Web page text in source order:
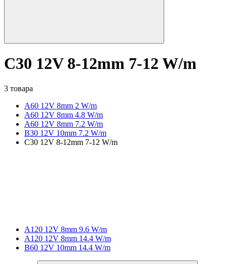
C30 12V 8-12mm 7-12 W/m
3 товара
A60 12V 8mm 2 W/m
A60 12V 8mm 4.8 W/m
A60 12V 8mm 7.2 W/m
B30 12V 10mm 7.2 W/m
C30 12V 8-12mm 7-12 W/m
A120 12V 8mm 9.6 W/m
A120 12V 8mm 14.4 W/m
B60 12V 10mm 14.4 W/m